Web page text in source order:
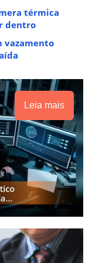
térmica
dentro
vazamento
Leia mais